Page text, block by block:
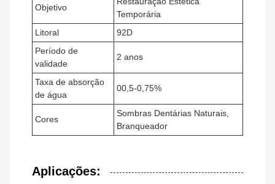
Objetivo
Temporária
Litoral
92D
Período de
validade
2 anos
Taxa de absorção
de água
00,5-0,75%
Cores
Sombras Dentárias Naturais,
Branqueador
Aplicações: